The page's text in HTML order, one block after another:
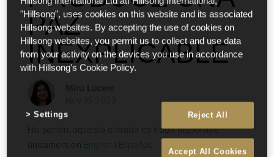
PAZ
INEXPLICABLE
Ho sentim, aquesta entrada es troba disponible
únicament en English Español.
"Hillsong", uses cookies on this website and its associated
Hillsong websites. By accepting the use of cookies on
Hillsong websites, you permit us to collect and use data
from your activity on the devices you use in accordance
with Hillsong's Cookie Policy.
Reject All
Accept All Cookies
Settings